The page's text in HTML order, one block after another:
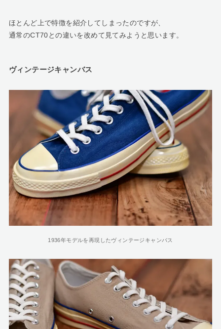
ほとんど上で特徴を紹介してしまったのですが、
通常のCT70との違いを改めて見てみようと思います。
ヴィンテージキャンバス
1936年モデルを再現したヴィンテージキャンバス